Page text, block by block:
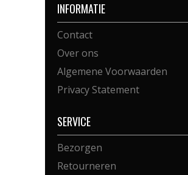
INFORMATIE
Contact
Over ons
Algemene Voorwaarden
Privacy Statement
SERVICE
Bezorgen
Retourneren